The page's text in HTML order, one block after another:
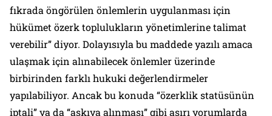
fıkrada öngörülen önlemlerin uygulanması için
hükümet özerk toplulukların yönetimlerine talimat
verebilir” diyor. Dolayısıyla bu maddede yazılı amaca
ulaşmak için alınabilecek önlemler üzerinde
birbirinden farklı hukuki değerlendirmeler
yapılabiliyor. Ancak bu konuda “özerklik statüsünün
iptali” ya da “askıya alınması” gibi aşırı yorumlarda